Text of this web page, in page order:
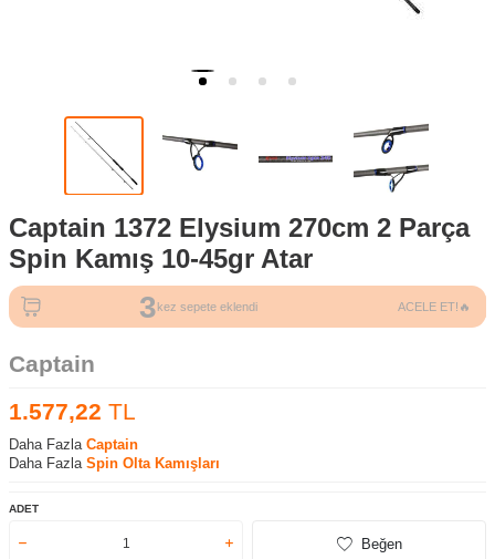
Captain 1372 Elysium 270cm 2 Parça
Spin Kamış 10-45gr Atar
3 kez sepete eklendi ACELE ET!🔥
Captain
1.577,22 TL
Daha Fazla Captain
Daha Fazla Spin Olta Kamışları
ADET
Beğen